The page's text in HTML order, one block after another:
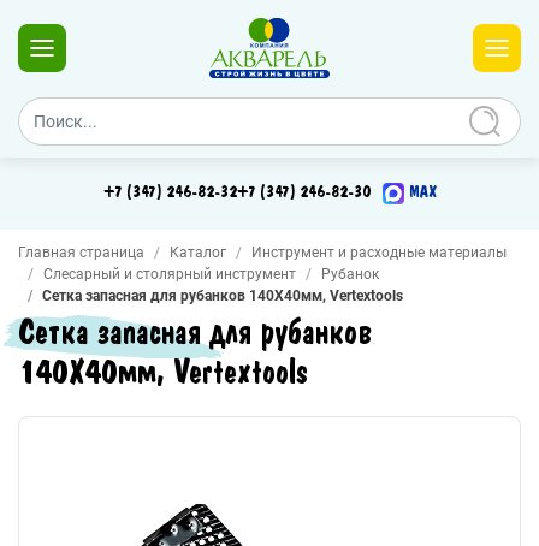
+7 (347) 246-82-32+7 (347) 246-82-30 MAX
Главная страница Каталог
Инструмент и расходные материалы
Слесарный и столярный инструмент
Рубанок
Сетка запасная для рубанков 140Х40мм, Vertextools
Сетка запасная для рубанков
140Х40мм, Vertextools